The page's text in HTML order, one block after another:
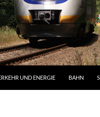
UND ENERGIE
BAHN